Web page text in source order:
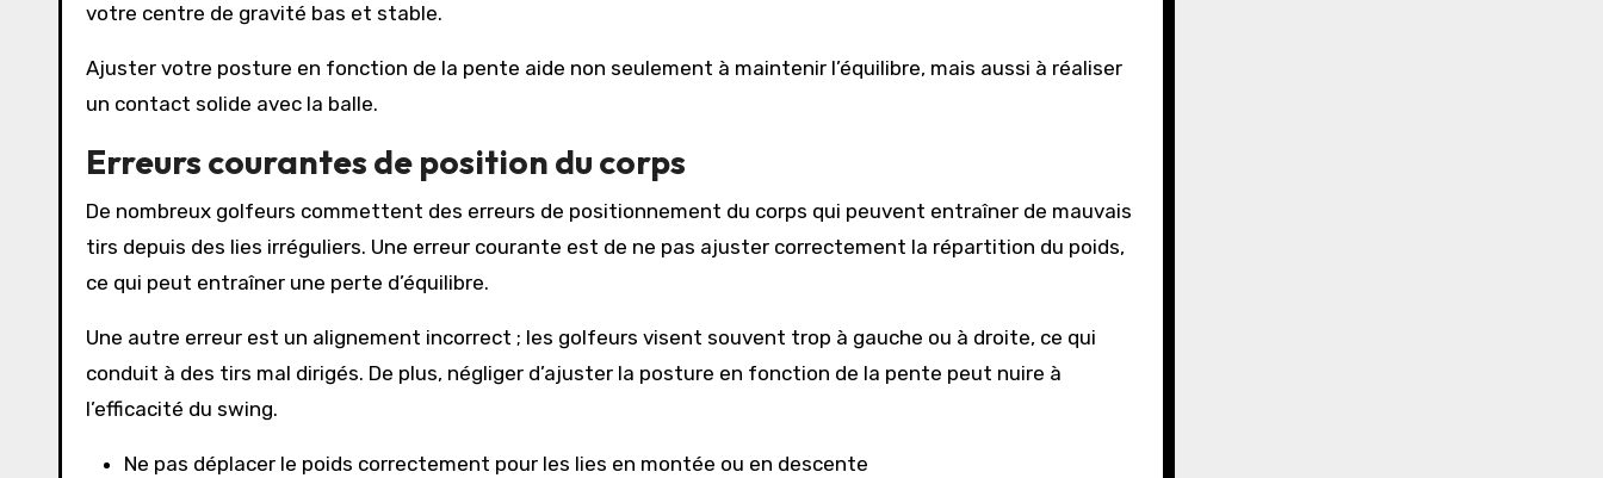
votre centre de gravité bas et stable.
Ajuster votre posture en fonction de la pente aide non seulement à maintenir l’équilibre, mais aussi à réaliser
un contact solide avec la balle.
Erreurs courantes de position du corps
De nombreux golfeurs commettent des erreurs de positionnement du corps qui peuvent entraîner de mauvais
tirs depuis des lies irréguliers. Une erreur courante est de ne pas ajuster correctement la répartition du poids,
ce qui peut entraîner une perte d’équilibre.
Une autre erreur est un alignement incorrect ; les golfeurs visent souvent trop à gauche ou à droite, ce qui
conduit à des tirs mal dirigés. De plus, négliger d’ajuster la posture en fonction de la pente peut nuire à
l’efficacité du swing.
Ne pas déplacer le poids correctement pour les lies en montée ou en descente